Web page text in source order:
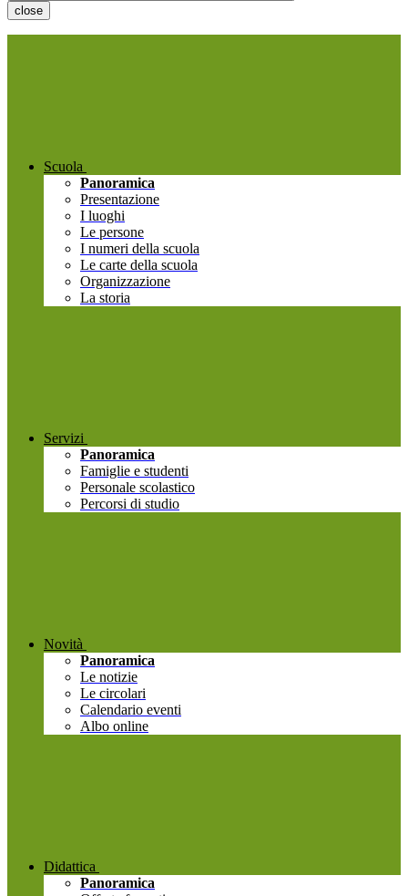
close
Scuola
Panoramica
Presentazione
I luoghi
Le persone
I numeri della scuola
Le carte della scuola
Organizzazione
La storia
Servizi
Panoramica
Famiglie e studenti
Personale scolastico
Percorsi di studio
Novità
Panoramica
Le notizie
Le circolari
Calendario eventi
Albo online
Didattica
Panoramica